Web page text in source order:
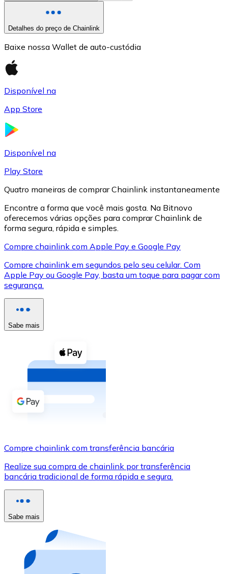
XRP
XRP
Ver tudo
Cupons cripto
Compre criptomoedas com dinheiro e outros
Comprar com dinheiro
Transferência SEPA
Use cartões Visa e Mastercard para comprar
Comprar com cartão
Compre cartões-presente das suas marcas favoritas
Ir para a loja de cartões-presente
Detalhes do preço de Chainlink
Baixe nossa Wallet de auto-custódia
Disponível na
App Store
Disponível na
Play Store
Quatro maneiras de comprar Chainlink instantaneamente
Encontre a forma que você mais gosta. Na Bitnovo
oferecemos várias opções para comprar Chainlink de
forma segura, rápida e simples.
Compre chainlink com Apple Pay e Google Pay
Compre chainlink em segundos pelo seu celular. Com
Apple Pay ou Google Pay, basta um toque para pagar com
segurança.
Sabe mais
Compre chainlink com transferência bancária
Realize sua compra de chainlink por transferência
bancária tradicional de forma rápida e segura.
Sabe mais